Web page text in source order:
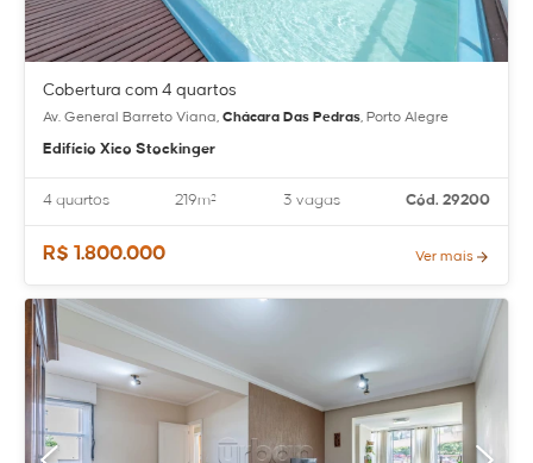
Cobertura com 4 quartos
Av. General Barreto Viana, Chácara Das Pedras, Porto Alegre
Edifício Xico Stockinger
4 quartos 219m² 3 vagas Cód. 29200
R$ 1.800.000 Ver mais